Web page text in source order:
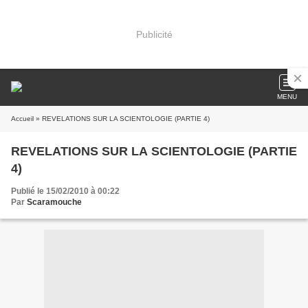
Publicité
MENU
Accueil » REVELATIONS SUR LA SCIENTOLOGIE (PARTIE 4)
REVELATIONS SUR LA SCIENTOLOGIE (PARTIE
4)
Publié le 15/02/2010 à 00:22
Par Scaramouche